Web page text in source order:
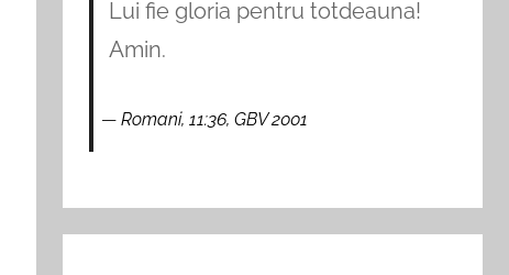
Lui fie gloria pentru totdeauna!
Amin.
Romani, 11:36, GBV 2001